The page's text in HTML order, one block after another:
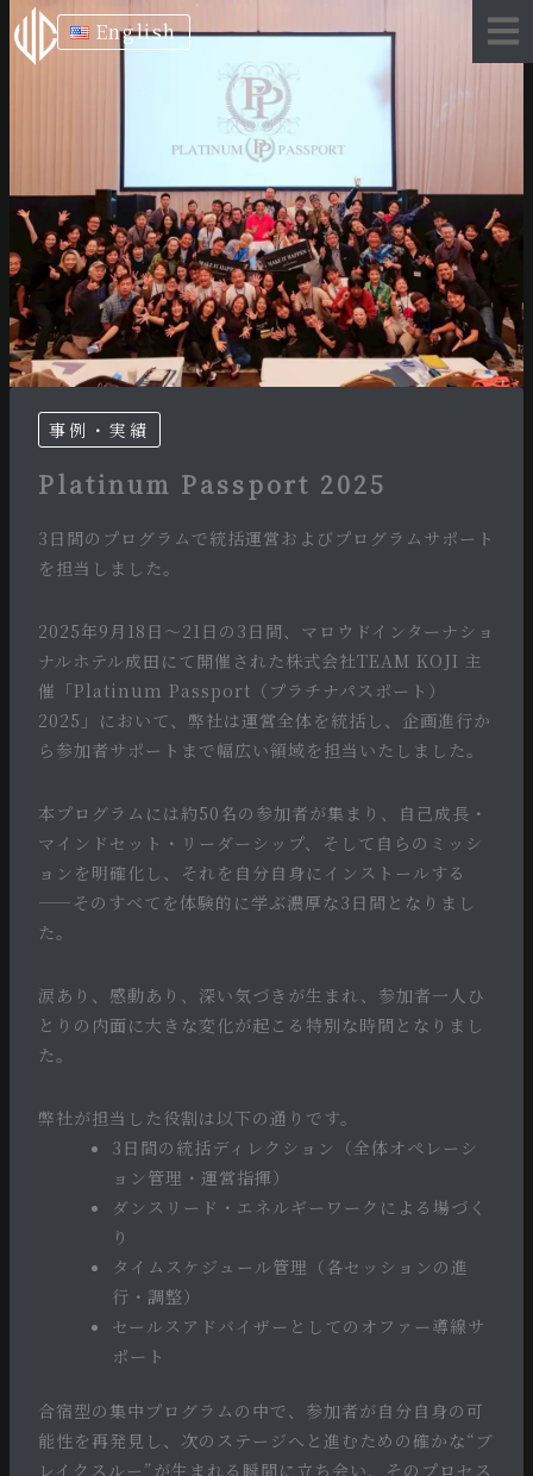
容
プ
English
事例・実績
Platinum Passport 2025
3日間のプログラムで統括運営およびプログラムサポート
を担当しました。
2025年9月18日〜21日の3日間、マロウドインターナショ
ナルホテル成田にて開催された株式会社TEAM KOJI 主
催「Platinum Passport（プラチナパスポート）
2025」において、弊社は運営全体を統括し、企画進行か
ら参加者サポートまで幅広い領域を担当いたしました。
本プログラムには約50名の参加者が集まり、自己成長・
マインドセット・リーダーシップ、そして自らのミッシ
ョンを明確化し、それを自分自身にインストールする
——そのすべてを体験的に学ぶ濃厚な3日間となりまし
た。
涙あり、感動あり、深い気づきが生まれ、参加者一人ひ
とりの内面に大きな変化が起こる特別な時間となりまし
た。
弊社が担当した役割は以下の通りです。
3日間の統括ディレクション（全体オペレーシ
ョン管理・運営指揮）
ダンスリード・エネルギーワークによる場づく
り
タイムスケジュール管理（各セッションの進
行・調整）
セールスアドバイザーとしてのオファー導線サ
ポート
合宿型の集中プログラムの中で、参加者が自分自身の可
能性を再発見し、次のステージへと進むための確かな“ブ
レイクスルー”が生まれる瞬間に立ち会い、そのプロセス